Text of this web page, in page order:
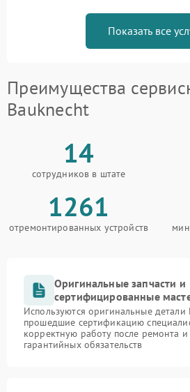
Показать все
Преимущества
Bauknecht
14
сотрудников в штате
1261
отремонтированных устройств
Оригинальные запчасти и
сертифицированные
Используются оригинальные детали
прошедшие сертификацию
корректную работу после ремонта
гарантийных обязательств